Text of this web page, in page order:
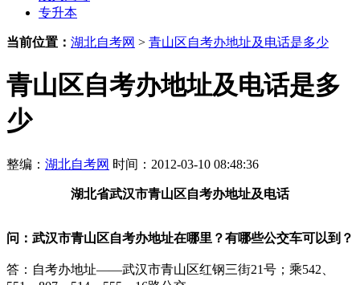
专升本
当前位置： 湖北自考网 > 青山区自考办地址及电话是多少
青山区自考办地址及电话是多
少
整编： 湖北自考网 时间：2012-03-10 08:48:36
湖北省武汉市青山区自考办地址及电话
问： 武汉市青山区自考办地址在哪里？有哪些公交车可以到？
答：自考办地址——武汉市青山区红钢三街21号；乘542、